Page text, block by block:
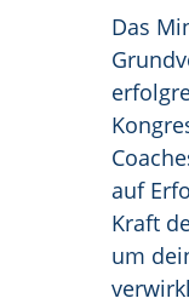
Das
auf
Kraft
um